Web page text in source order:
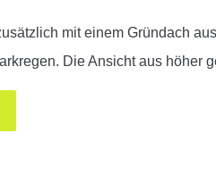
mit einem Gründach
Die Ansicht aus höher